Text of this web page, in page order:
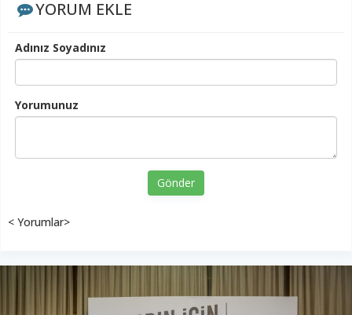
YORUM EKLE
Adınız Soyadınız
Yorumunuz
Gönder
< Yorumlar>